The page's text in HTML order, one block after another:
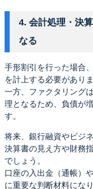
4. 会計処理・決
なる
手形割引を行った場合
を計上する必要がありま
一方、ファクタリング
理となるため、負債が
す。
将来、銀行融資やビジ
決算書の見え方や財務
でしょう。
口座の入出金（通帳）
に重要な判断材料になり